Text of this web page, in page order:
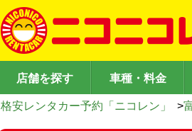
店舗を探す 車種・料金
格安レンタカー予約「ニコレン」 >